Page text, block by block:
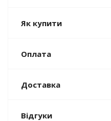
Як купити
Оплата
Доставка
Відгуки